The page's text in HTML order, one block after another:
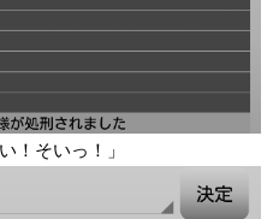
！そいっ！」